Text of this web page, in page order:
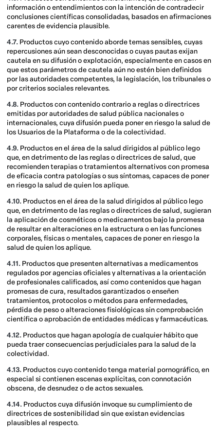
información o entendimientos con la intención de contradecir
conclusiones científicas consolidadas, basados en afirmaciones
carentes de evidencia plausible.
4.7. Productos cuyo contenido aborde temas sensibles, cuyas
repercusiones aún sean desconocidas o cuyas pautas exijan
cautela en su difusión o explotación, especialmente en casos en
que estos parámetros de cautela aún no estén bien definidos
por las autoridades competentes, la legislación, los tribunales o
por criterios sociales relevantes.
4.8. Productos con contenido contrario a reglas o directrices
emitidas por autoridades de salud pública nacionales o
internacionales, cuya difusión pueda poner en riesgo la salud de
los Usuarios de la Plataforma o de la colectividad.
4.9. Productos en el área de la salud dirigidos al público lego
que, en detrimento de las reglas o directrices de salud, que
recomienden terapias o tratamientos alternativos con promesa
de eficacia contra patologías o sus síntomas, capaces de poner
en riesgo la salud de quien los aplique.
4.10. Productos en el área de la salud dirigidos al público lego
que, en detrimento de las reglas o directrices de salud, sugieran
la aplicación de cosméticos o medicamentos bajo la promesa
de resultar en alteraciones en la estructura o en las funciones
corporales, físicas o mentales, capaces de poner en riesgo la
salud de quien los aplique.
4.11. Productos que presenten alternativas a medicamentos
regulados por agencias oficiales y alternativas a la orientación
de profesionales calificados, así como contenidos que hagan
promesas de cura, resultados garantizados o enseñen
tratamientos, protocolos o métodos para enfermedades,
pérdida de peso o alteraciones fisiológicas sin comprobación
científica o aprobación de entidades médicas y farmacéuticas.
4.12. Productos que hagan apología de cualquier hábito que
pueda traer consecuencias perjudiciales para la salud de la
colectividad.
4.13. Productos cuyo contenido tenga material pornográfico, en
especial si contienen escenas explícitas, con connotación
obscena, de desnudez o de actos sexuales.
4.14. Productos cuya difusión invoque su cumplimiento de
directrices de sostenibilidad sin que existan evidencias
plausibles al respecto.